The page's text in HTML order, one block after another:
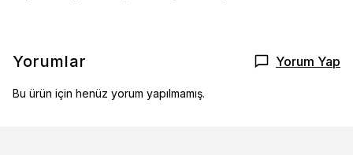
Yorumlar Yorum Yap
Bu ürün için henüz yorum yapılmamış.